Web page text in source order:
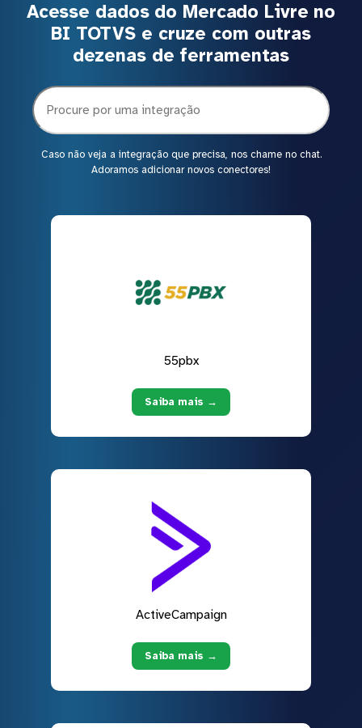
Acesse dados do Mercado Livre no
BI TOTVS e cruze com outras
dezenas de ferramentas
Caso não veja a integração que precisa, nos chame no chat.
Adoramos adicionar novos conectores!
55pbx
Saiba mais →
ActiveCampaign
Saiba mais →